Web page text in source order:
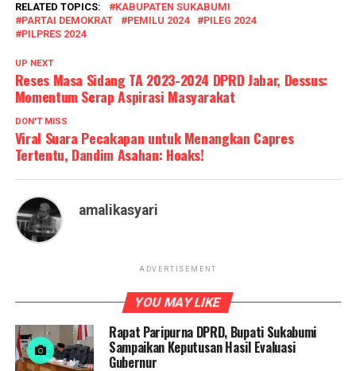
RELATED TOPICS:
KABUPATEN SUKABUMI
PARTAI DEMOKRAT
PEMILU 2024
PILEG 2024
PILPRES 2024
UP NEXT
Reses Masa Sidang TA 2023-2024 DPRD Jabar, Dessus:
Momentum Serap Aspirasi Masyarakat
DON'T MISS
Viral Suara Pecakapan untuk Menangkan Capres
Tertentu, Dandim Asahan: Hoaks!
amalikasyari
ADVERTISEMENT
YOU MAY LIKE
Rapat Paripurna DPRD, Bupati Sukabumi
Sampaikan Keputusan Hasil Evaluasi
Gubernur